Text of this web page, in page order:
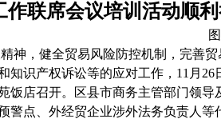
作联席会议培训活动顺
图
，健全贸易风险防控机制，完善贸
知识产权诉讼等的应对工作， 11月26
饭店召开。区县市商务主管部门领导
点、外经贸企业涉外法务负责人等